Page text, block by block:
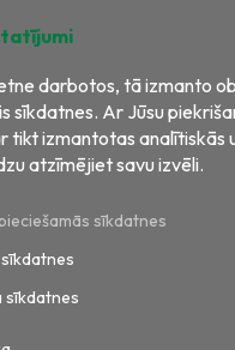
darbotos, tā izmanto
sīkdatnes. Ar Jūsu
tikt izmantotas analītiskās
atzīmējiet savu izvēli.
sīkdatnes
sīkdatnes